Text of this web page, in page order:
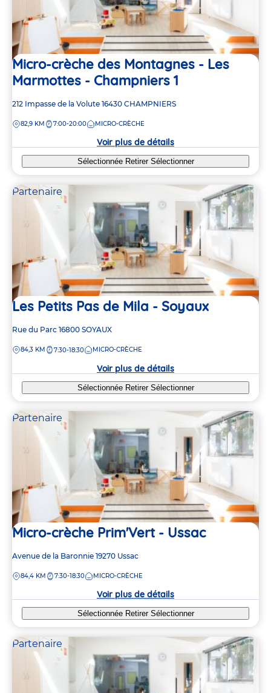
Micro-crèche des Montagnes - Les
Marmottes - Champniers 1
Adresse
la
212 Impasse de la Volute 16430 CHAMPNIERS
DISTANCE
82,9 KM 7:00-20:00 MICRO-CRÈCHE
Voir plus de détails
Sélectionnée Retirer Sélectionner
Partenaire
Les Petits Pas de Mila - Soyaux
Adresse
la
Rue du Parc 16800 SOYAUX
DISTANCE
84,3 KM 7:30-18:30 MICRO-CRÈCHE
Voir plus de détails
Sélectionnée Retirer Sélectionner
Partenaire
Micro-crèche Prim'Vert - Ussac
Adresse
la
Avenue de la Baronnie 19270 Ussac
DISTANCE
84,4 KM 7:30-18:30 MICRO-CRÈCHE
Voir plus de détails
Sélectionnée Retirer Sélectionner
Partenaire
3
2
3
2